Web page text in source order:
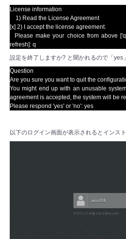
License information
1) Read the License Agreement
[x] 2) I accept the license agreement.
Please make your choice from above
refresh]: q
設定を終了しますか? と聞かれるので「yes
Question
Are you sure you want to quit the
You might end up with an unusable
agreementis accepted, the system will be
Please respond 'yes' or 'no': yes
以下のログイン画面が表示されるとインス